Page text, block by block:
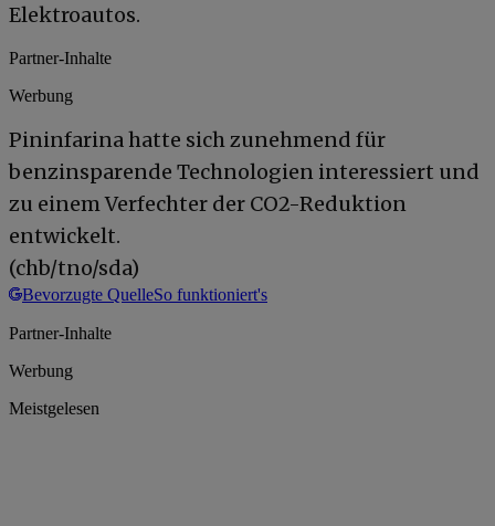
Elektroautos.
Partner-Inhalte
Werbung
Pininfarina hatte sich zunehmend für
benzinsparende Technologien interessiert und
zu einem Verfechter der CO2-Reduktion
entwickelt.
(chb/tno/sda)
Bevorzugte QuelleSo funktioniert's
Partner-Inhalte
Werbung
Meistgelesen